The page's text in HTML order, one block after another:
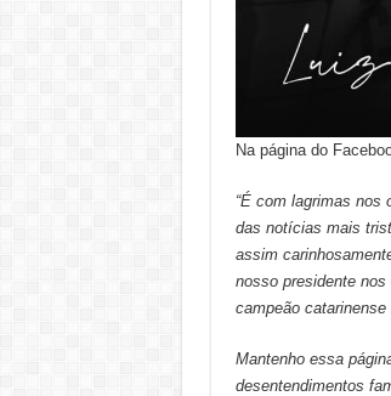
Na página do
“É com lagrimas nos
das notícias mais
assim
nosso presidente
campeão
Mantenho essa
desentendimentos